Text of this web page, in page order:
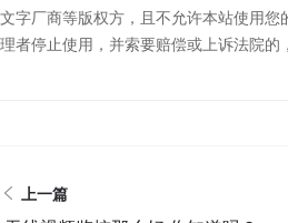
字厂商等版权方，且不允许本站使用
者停止使用，并索要赔偿或上诉法院
上一篇